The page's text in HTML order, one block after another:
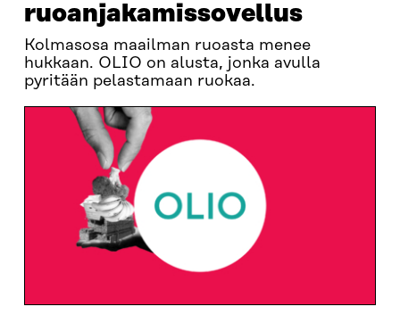
ruoanjakamissovellus
Kolmasosa maailman ruoasta menee
hukkaan. OLIO on alusta, jonka avulla
pyritään pelastamaan ruokaa.